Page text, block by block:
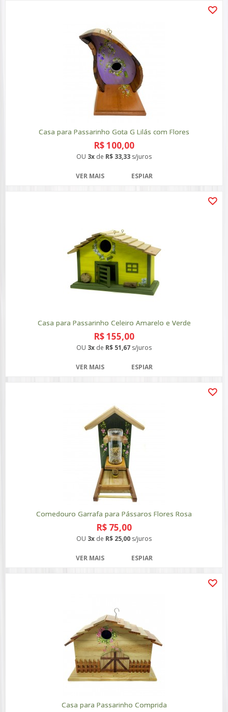
Casa para Passarinho Gota G Lilás com Flores
R$ 100,00
OU 3x de R$ 33,33 s/juros
VER MAIS ESPIAR
Casa para Passarinho Celeiro Amarelo e Verde
R$ 155,00
OU 3x de R$ 51,67 s/juros
VER MAIS ESPIAR
Comedouro Garrafa para Pássaros Flores Rosa
R$ 75,00
OU 3x de R$ 25,00 s/juros
VER MAIS ESPIAR
Casa para Passarinho Comprida